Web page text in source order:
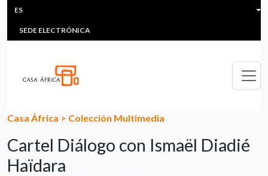
Pasar al contenido principal
HEADER MENU
MULTIMEDIA
SEDE ELECTRÓNICA
ES
Casa África > Colección Multimedia
Cartel Diálogo con Ismaël Diadié
Haïdara